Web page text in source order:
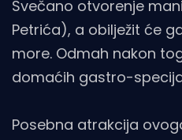
Svečano otvorenje
Petrića), a obilježit će
more. Odmah nakon
domaćih gastro-
Posebna atrakcija